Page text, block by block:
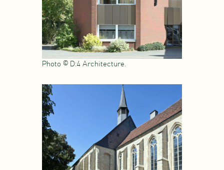
Photo © D:4 Architecture.